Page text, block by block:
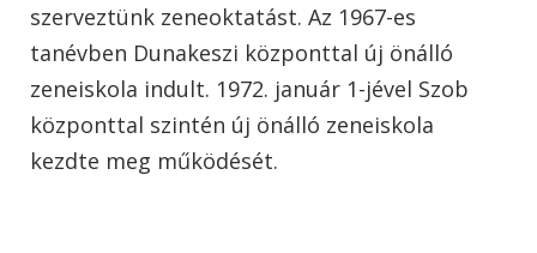
szerveztünk zeneoktatást. Az 1967-es
tanévben Dunakeszi központtal új önálló
zeneiskola indult. 1972. január 1-jével Szob
központtal szintén új önálló zeneiskola
kezdte meg működését.